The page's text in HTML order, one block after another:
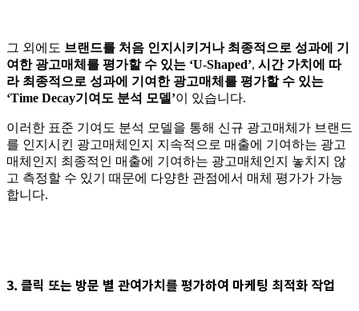
그 외에도 브랜드를 처음 인지시키거나 최종적으로 성과에 기
여한 광고매체를 평가할 수 있는 ‘U-Shaped’, 시간 가치에 따
라 최종적으로 성과에 기여한 광고매체를 평가할 수 있는
‘Time Decay기여도 분석 모델’이 있습니다.
이러한 표준 기여도 분석 모델을 통해 신규 광고매체가 브랜드
를 인지시킨 광고매체인지 지속적으로 매출에 기여하는 광고
매체인지 최종적인 매출에 기여하는 광고매체인지 놓치지 않
고 측정할 수 있기 때문에 다양한 관점에서 매체 평가가 가능
합니다.
3. 클릭 또는 방문 별 관여가치를 평가하여 마케팅 최적화 작업